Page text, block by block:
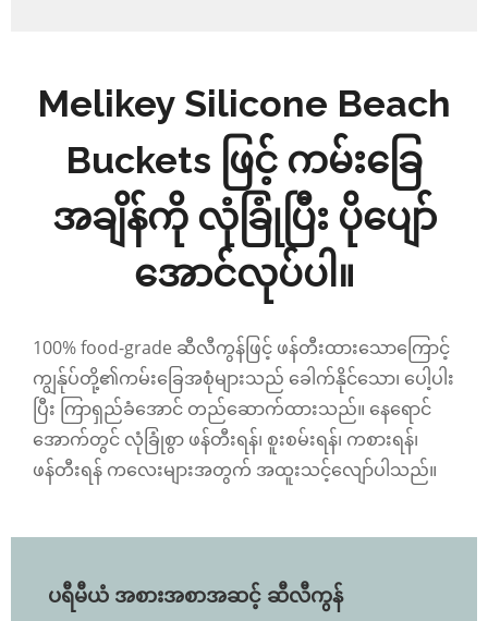
Melikey Silicone Beach
Buckets ဖြင့် ကမ်းခြေ
အချိန်ကို လုံခြုံပြီး ပိုပျော်
အောင်လုပ်ပါ။
100% food-grade ဆီလီကွန်ဖြင့် ဖန်တီးထားသောကြောင့်
ကျွန်ုပ်တို့၏ကမ်းခြေအစုံများသည် ခေါက်နိုင်သော၊ ပေါ့ပါး
ပြီး ကြာရှည်ခံအောင် တည်ဆောက်ထားသည်။ နေရောင်
အောက်တွင် လုံခြုံစွာ ဖန်တီးရန်၊ စူးစမ်းရန်၊ ကစားရန်၊
ဖန်တီးရန် ကလေးများအတွက် အထူးသင့်လျော်ပါသည်။
ပရီမီယံ အစားအစာအဆင့် ဆီလီကွန်